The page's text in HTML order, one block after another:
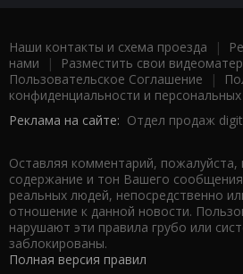
Наши контакты и схема проезда |
нами | Разместить свои
Пользовательское Соглашение |
конфиденциальности и
Реклама на сайте: Отдел продаж
Оставляя комментарий,
содержание и тон Вашего сообщения
реальных людей, непосредственно
отношение к данной новости.
нарушают эти правила грубо или
заблокированы.
Полная версия правил